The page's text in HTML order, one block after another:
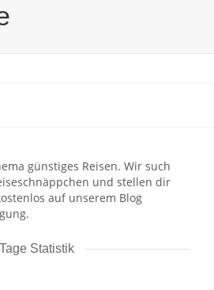
günstiges Reisen. Wir such
und stellen dir
auf unserem Blog
Statistik